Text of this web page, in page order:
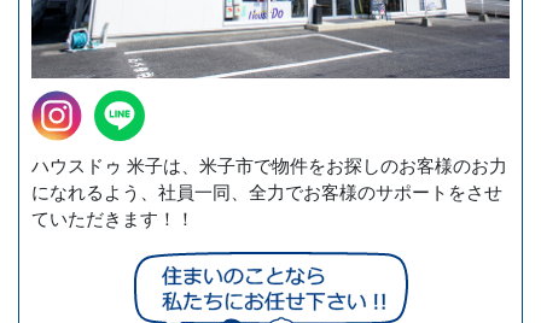
ハウスドゥ 米子は、米子市で物件をお探しのお客様のお力
になれるよう、社員一同、全力でお客様のサポートをさせ
ていただきます！！